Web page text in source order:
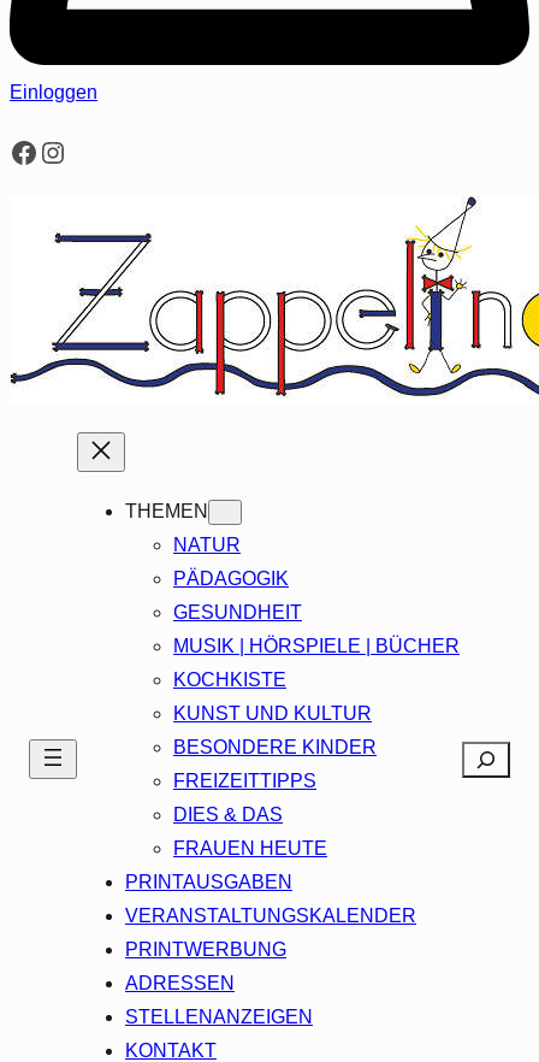
Einloggen
Facebook
Instagram
THEMEN
NATUR
PÄDAGOGIK
GESUNDHEIT
MUSIK | HÖRSPIELE | BÜCHER
KOCHKISTE
KUNST UND KULTUR
BESONDERE KINDER
FREIZEITTIPPS
DIES & DAS
FRAUEN HEUTE
PRINTAUSGABEN
VERANSTALTUNGSKALENDER
PRINTWERBUNG
ADRESSEN
STELLENANZEIGEN
KONTAKT
Search